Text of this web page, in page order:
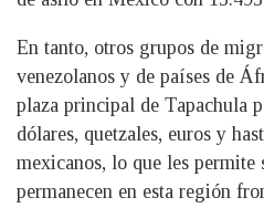
En tanto, otros grupos de
venezolanos y de países de
plaza principal de Tapachula
dólares, quetzales, euros y
mexicanos, lo que les
permanecen en esta región